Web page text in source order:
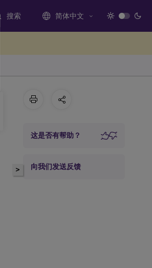
搜索 简体中文
>
这是否有帮助？
向我们发送反馈